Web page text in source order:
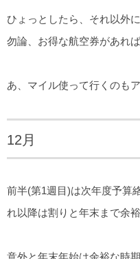
ひょっとしたら、それ以外
勿論、お得な航空券があれば
あ、マイル使って行くのもア
12月
前半(第1週目)は次年度予算
れ以降は割りと年末まで余裕
意外と年末年始は余裕な時期